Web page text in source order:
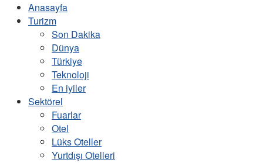
Anasayfa
Turizm
Son Dakika
Dünya
Türkiye
Teknoloji
En iyiler
Sektörel
Fuarlar
Otel
Lüks Oteller
Yurtdışı Otelleri